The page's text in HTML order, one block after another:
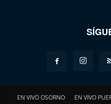
EN VIVO OSORNO EN VIVO